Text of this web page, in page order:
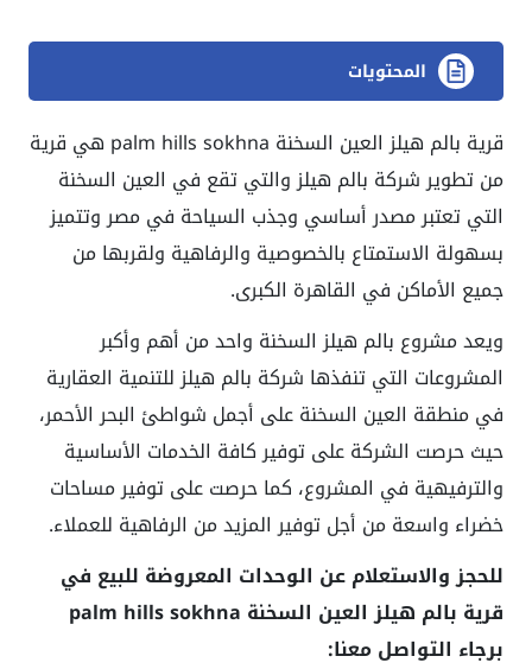
المحتويات
قرية بالم هيلز العين السخنة palm hills sokhna هي قرية
من تطوير شركة بالم هيلز والتي تقع في العين السخنة
التي تعتبر مصدر أساسي وجذب السياحة في مصر وتتميز
بسهولة الاستمتاع بالخصوصية والرفاهية ولقربها من
جميع الأماكن في القاهرة الكبرى.
ويعد مشروع بالم هيلز السخنة واحد من أهم وأكبر
المشروعات التي تنفذها شركة بالم هيلز للتنمية العقارية
في منطقة العين السخنة على أجمل شواطئ البحر الأحمر،
حيث حرصت الشركة على توفير كافة الخدمات الأساسية
والترفيهية في المشروع، كما حرصت على توفير مساحات
خضراء واسعة من أجل توفير المزيد من الرفاهية للعملاء.
للحجز والاستعلام عن الوحدات المعروضة للبيع في
قرية بالم هيلز العين السخنة palm hills sokhna
برجاء التواصل معنا: